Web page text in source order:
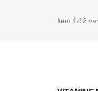
Item 1-12